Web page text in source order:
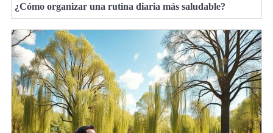
¿Cómo organizar una rutina diaria más saludable?